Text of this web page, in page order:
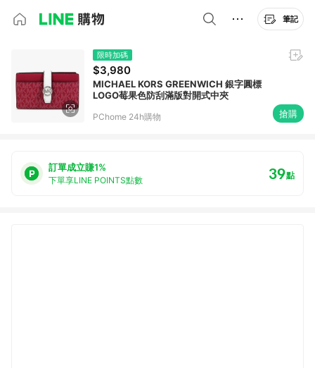
筆記
限時加碼
$3,980
MICHAEL KORS GREENWICH 銀字圓標
LOGO莓果色防刮滿版對開式中夾
PChome 24h購物 搶購
訂單成立賺1%
下單享LINE POINTS點數 39點